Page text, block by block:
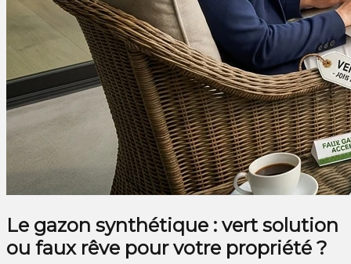
Le gazon synthétique : vert solution
ou faux rêve pour votre propriété ?